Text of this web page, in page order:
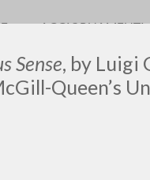
Sense, by Luigi
Queen’s
AGGIORNAMENTI